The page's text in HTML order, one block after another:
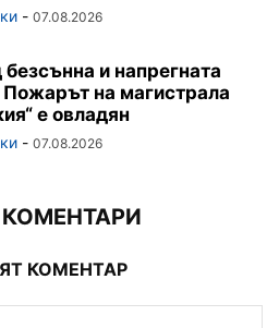
- 07.08.2026
и напрегната
на магистрала
е овладян
- 07.08.2026
КОМЕНТАР